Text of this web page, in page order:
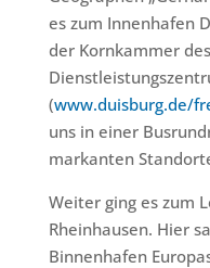
es zum Innenhafen
der Kornkammer
(www.duisburg.de/
uns in einer
markanten
Weiter ging es zum
Rheinhausen. Hier
Binnenhafen